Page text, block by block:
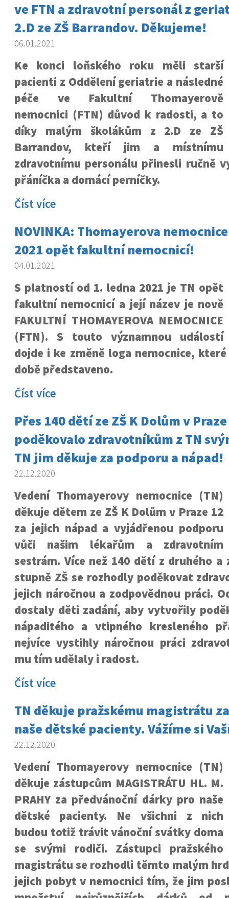
ve FTN a zdravotní personál z
2.D ze ZŠ Barrandov. Děkujeme!
06.01.2021
Ke konci loňského roku měli starší
pacienti z Oddělení geriatrie a následné
péče ve Fakultní Thomayerově
nemocnici (FTN) důvod k radosti, a to
díky malým školákům z 2.D ze ZŠ
Barrandov, kteří jim a místnímu
zdravotnímu personálu přinesli ručně
přáníčka a domácí perníčky.
Číst více
NOVINKA: Thomayerova
2021 opět fakultní nemocnicí!
04.01.2021
S platností od 1. ledna 2021 je TN opět
fakultní nemocnicí a její název je nově
FAKULTNÍ THOMAYEROVA NEMOCNICE
(FTN). S touto významnou událostí
dojde i ke změně loga nemocnice,
době představeno.
Číst více
Přes 140 dětí ze ZŠ K Dolům v
poděkovalo zdravotníkům z TN
TN jim děkuje za podporu a nápad!
22.12.2020
Vedení Thomayerovy nemocnice (TN)
děkuje dětem ze ZŠ K Dolům v Praze 12
za jejich nápad a vyjádřenou podporu
vůči našim lékařům a zdravotním
sestrám. Více než 140 dětí z druhého
stupně ZŠ se rozhodly poděkovat
jejich náročnou a zodpovědnou práci.
dostaly děti zadání, aby vytvořily
nápaditého a vtipného kresleného
nejvíce vystihly náročnou práci
mu tím udělaly i radost.
Číst více
TN děkuje pražskému magistrátu
naše dětské pacienty. Vážíme si
22.12.2020
Vedení Thomayerovy nemocnice (TN)
děkuje zástupcům MAGISTRÁTU HL. M.
PRAHY za předvánoční dárky pro naše
dětské pacienty. Ne všichni z nich
budou totiž trávit vánoční svátky doma
se svými rodiči. Zástupci pražského
magistrátu se rozhodli těmto malým
jejich pobyt v nemocnici tím, že jim